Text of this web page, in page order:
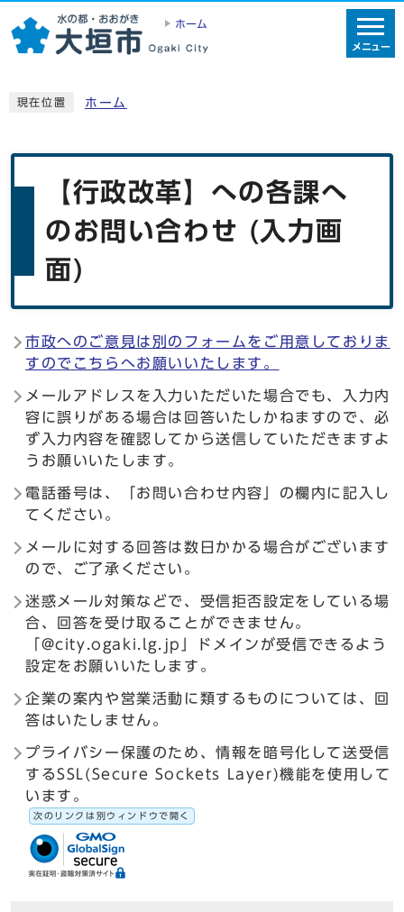
ホーム
メニュー
現在位置 ホーム
【行政改革】への各課へ
のお問い合わせ (入力画
面)
市政へのご意見は別のフォームをご用意しておりま
すのでこちらへお願いいたします。
メールアドレスを入力いただいた場合でも、入力内
容に誤りがある場合は回答いたしかねますので、必
ず入力内容を確認してから送信していただきますよ
うお願いいたします。
電話番号は、「お問い合わせ内容」の欄内に記入し
てください。
メールに対する回答は数日かかる場合がございます
ので、ご了承ください。
迷惑メール対策などで、受信拒否設定をしている場
合、回答を受け取ることができません。
「@city.ogaki.lg.jp」ドメインが受信できるよう
設定をお願いいたします。
企業の案内や営業活動に類するものについては、回
答はいたしません。
プライバシー保護のため、情報を暗号化して送受信
するSSL(Secure Sockets Layer)機能を使用して
います。
次のリンクは別ウィンドウで開く